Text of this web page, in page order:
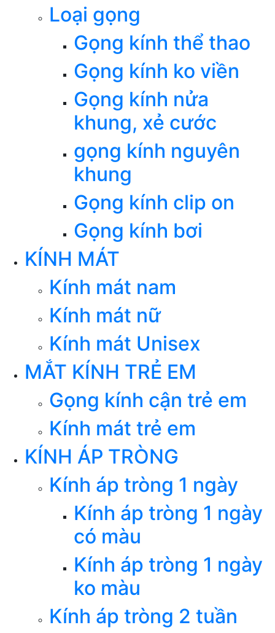
Loại gọng
Gọng kính thể thao
Gọng kính ko viền
Gọng kính nửa
khung, xẻ cước
gọng kính nguyên
khung
Gọng kính clip on
Gọng kính bơi
KÍNH MÁT
Kính mát nam
Kính mát nữ
Kính mát Unisex
MẮT KÍNH TRẺ EM
Gọng kính cận trẻ em
Kính mát trẻ em
KÍNH ÁP TRÒNG
Kính áp tròng 1 ngày
Kính áp tròng 1 ngày
có màu
Kính áp tròng 1 ngày
ko màu
Kính áp tròng 2 tuần